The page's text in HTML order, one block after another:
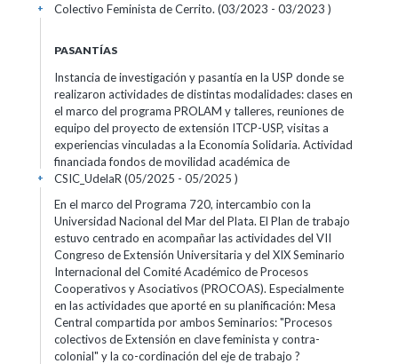
Colectivo Feminista de Cerrito. (03/2023 - 03/2023 )
+
PASANTÍAS
Instancia de investigación y pasantía en la USP donde se
realizaron actividades de distintas modalidades: clases en
el marco del programa PROLAM y talleres, reuniones de
equipo del proyecto de extensión ITCP-USP, visitas a
experiencias vinculadas a la Economía Solidaria. Actividad
financiada fondos de movilidad académica de
CSIC_UdelaR (05/2025 - 05/2025 )
+
En el marco del Programa 720, intercambio con la
Universidad Nacional del Mar del Plata. El Plan de trabajo
estuvo centrado en acompañar las actividades del VII
Congreso de Extensión Universitaria y del XIX Seminario
Internacional del Comité Académico de Procesos
Cooperativos y Asociativos (PROCOAS). Especialmente
en las actividades que aporté en su planificación: Mesa
Central compartida por ambos Seminarios: "Procesos
colectivos de Extensión en clave feminista y contra-
colonial" y la co-cordinación del eje de trabajo ?